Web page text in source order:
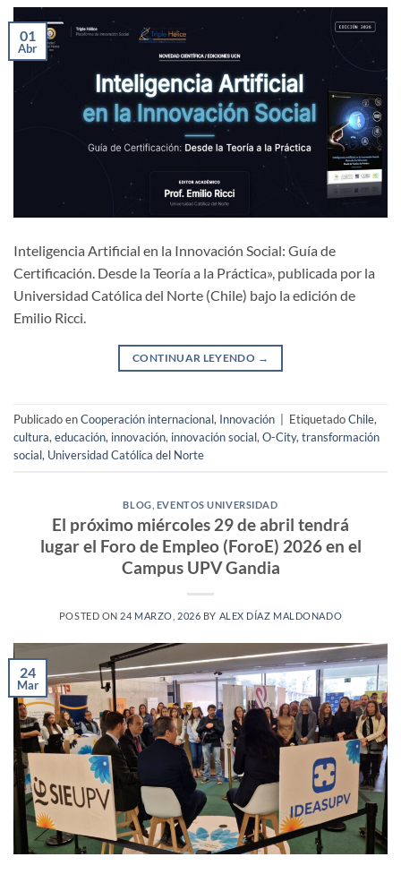
01
Abr
Inteligencia Artificial en la Innovación Social: Guía de
Certificación. Desde la Teoría a la Práctica», publicada por la
Universidad Católica del Norte (Chile) bajo la edición de
Emilio Ricci.
CONTINUAR LEYENDO →
Publicado enCooperación internacional, Innovación EtiquetadoChile,
cultura, educación, innovación, innovación social, O-City, transformación
social, Universidad Católica del Norte
BLOG EVENTOS UNIVERSIDAD
El próximo miércoles 29 de abril tendrá
lugar el Foro de Empleo (ForoE) 2026 en el
Campus UPV Gandia
POSTED ON 24 MARZO, 2026 BY ALEX DÍAZ MALDONADO
24
Mar